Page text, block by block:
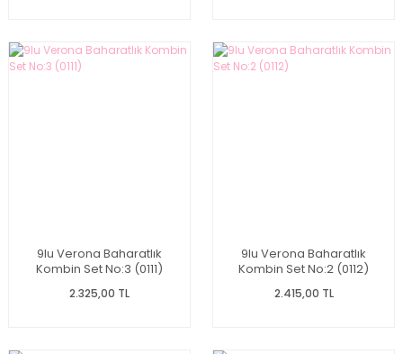
9lu Verona Baharatlık
Kombin Set No:3 (0111)
2.325,00 TL
9lu Verona Baharatlık
Kombin Set No:2 (0112)
2.415,00 TL